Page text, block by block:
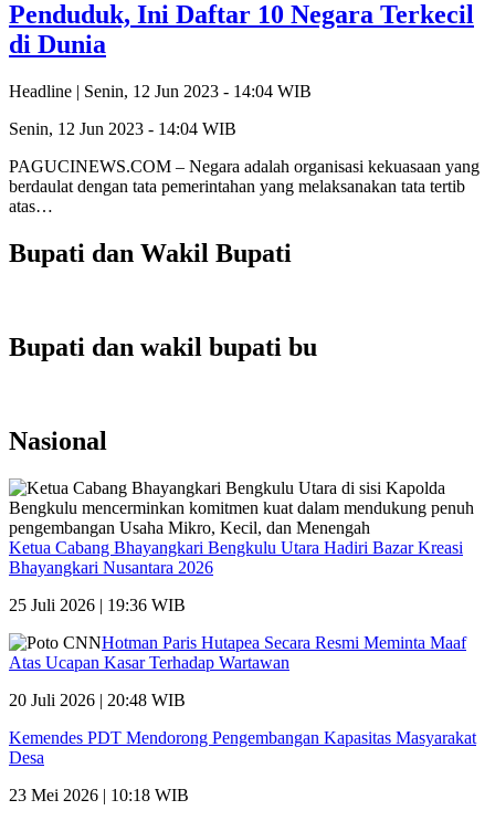
Penduduk, Ini Daftar 10 Negara Terkecil
di Dunia
Headline | Senin, 12 Jun 2023 - 14:04 WIB
Senin, 12 Jun 2023 - 14:04 WIB
PAGUCINEWS.COM – Negara adalah organisasi kekuasaan yang
berdaulat dengan tata pemerintahan yang melaksanakan tata tertib
atas…
Bupati dan Wakil Bupati
Bupati dan wakil bupati bu
Nasional
Ketua Cabang Bhayangkari Bengkulu Utara Hadiri Bazar Kreasi
Bhayangkari Nusantara 2026
25 Juli 2026 | 19:36 WIB
Hotman Paris Hutapea Secara Resmi Meminta Maaf
Atas Ucapan Kasar Terhadap Wartawan
20 Juli 2026 | 20:48 WIB
Kemendes PDT Mendorong Pengembangan Kapasitas Masyarakat
Desa
23 Mei 2026 | 10:18 WIB